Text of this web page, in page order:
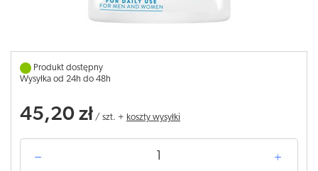
Produkt dostępny
Wysyłka od 24h do 48h
45,20 zł / szt. + koszty wysyłki